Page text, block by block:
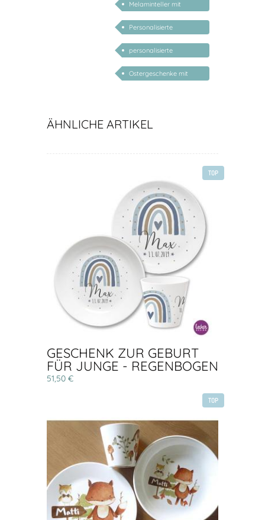
Melaminteller mit
Namen
Personalisierte
Geschenke für Kinder
personalisierte
Geschenke für Babys
Ostergeschenke mit
ÄHNLICHE ARTIKEL
TOP
GESCHENK ZUR GEBURT
FÜR JUNGE - REGENBOGEN
51,50 €
TOP